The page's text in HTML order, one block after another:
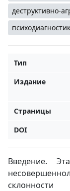
деструктивно-
Тип
Издание
Страницы
DOI
Введение.
склонности